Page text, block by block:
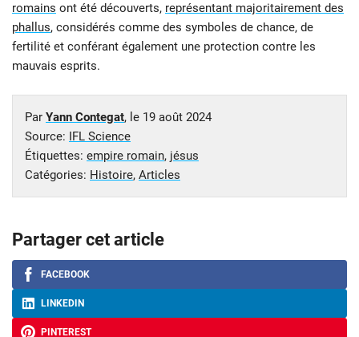
romains ont été découverts, représentant majoritairement des
phallus, considérés comme des symboles de chance, de
fertilité et conférant également une protection contre les
mauvais esprits.
Par Yann Contegat, le 19 août 2024
Source: IFL Science
Étiquettes: empire romain, jésus
Catégories: Histoire, Articles
Partager cet article
FACEBOOK
LINKEDIN
PINTEREST